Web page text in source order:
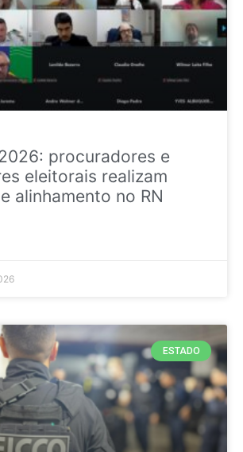
procuradores e
eleitorais realizam
alinhamento no RN
ESTADO